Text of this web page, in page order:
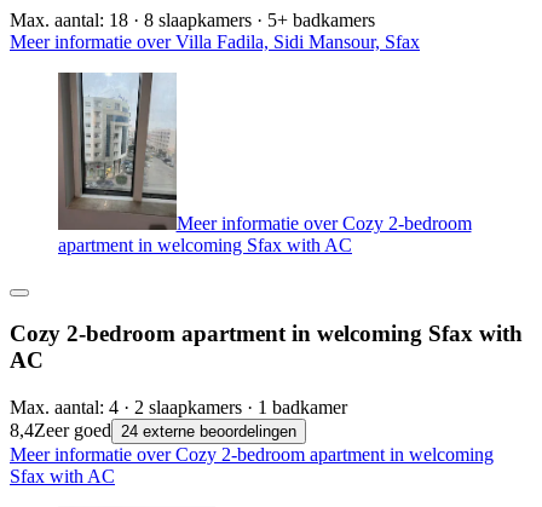
Max. aantal: 18 · 8 slaapkamers · 5+ badkamers
Meer informatie over Villa Fadila, Sidi Mansour, Sfax
Meer informatie over Cozy 2-bedroom
apartment in welcoming Sfax with AC
Cozy 2-bedroom apartment in welcoming Sfax with
AC
Max. aantal: 4 · 2 slaapkamers · 1 badkamer
8,4Zeer goed 24 externe beoordelingen
Meer informatie over Cozy 2-bedroom apartment in welcoming
Sfax with AC